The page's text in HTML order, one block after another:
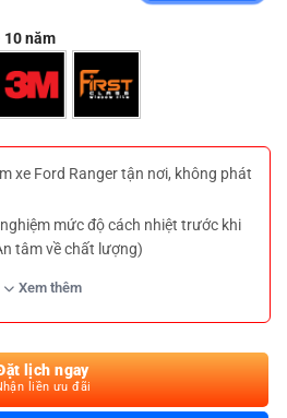
10 năm
xe Ford Ranger tận nơi, không phát
mức độ cách nhiệt trước khi
tâm về chất lượng)
gói dán phim dành cho Ford
cấp
lãi suất khi dán phim cách nhiệt
Xem thêm
lịch ngay
liền ưu đãi